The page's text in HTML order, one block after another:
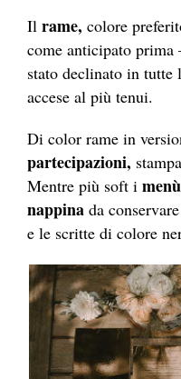
Il rame, colore
come anticipato
stato declinato in tutte
accese al più tenui.
Di color rame in
partecipazioni,
Mentre più soft i
nappina da
e le scritte di colore